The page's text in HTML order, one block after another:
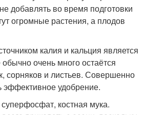
добавлять во время подготовки
огромные растения, а плодов
калия и кальция является
очень много остаётся
сорняков и листьев. Совершенно
эффективное удобрение.
костная мука.